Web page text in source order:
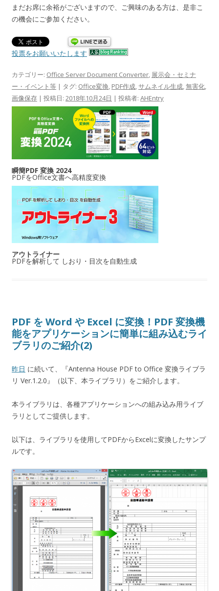
まだお席に余裕がございますので、ご興味のある方は、是非こ
の機会にご参加ください。
投票をお願いいたします
カテゴリー: Office Server Document Converter, 展示会・セミナ
ー・イベント等 | タグ: Office変換, PDF作成,サムネイル生成,無害化,
画像保存 | 投稿日: 2018年10月24日 | 投稿者: AHEntry
瞬簡PDF 変換 2024
PDFをOffice文書へ高精度変換
アウトライナー
PDFを解析して しおり・目次を自動生成
PDF を Word や Excel に変換！PDF 変換機
能をアプリケーションに簡単に組み込むライ
ブラリのご紹介(2)
昨日 に続いて、『Antenna House PDF to Office 変換ライブラ
リ Ver.1.2.0』（以下、本ライブラリ）をご紹介します。
本ライブラリは、各種アプリケーションへの組み込み用ライブ
ラリとしてご提供します。
以下は、ライブラリを使用してPDFからExcelに変換したサンプ
ルです。